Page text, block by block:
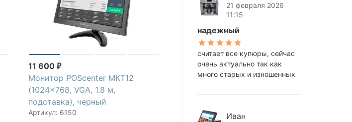
11 600₽
Монитор POScenter МКT12
(1024x768, VGA, 1.8 м,
подставка), черный
Артикул: 6150
21 февраля 2026
11:15
надежный
считает все купюры, сейчас
очень актуально так как
много старых и изношенных
Иван